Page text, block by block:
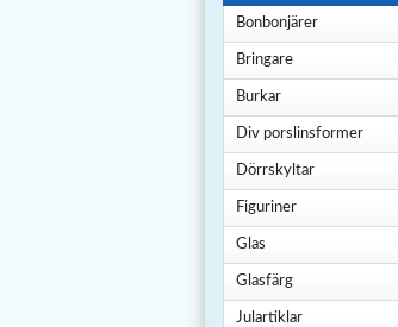
Bonbonjärer
Bringare
Burkar
Div porslinsformer
Dörrskyltar
Figuriner
Glas
Glasfärg
Julartiklar